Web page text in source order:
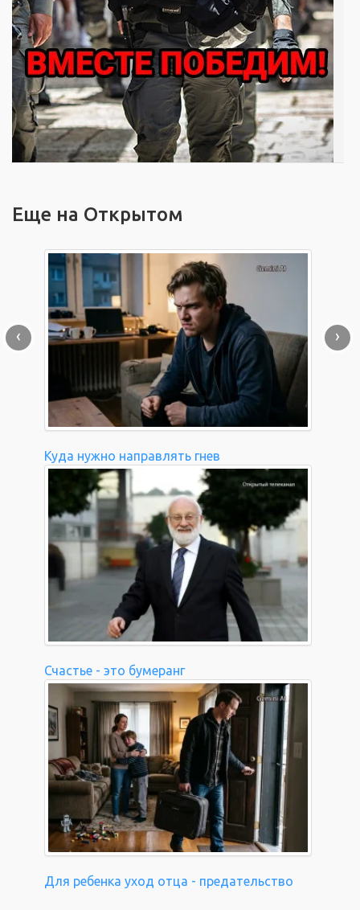
Еще на Открытом
Куда нужно направлять гнев
Счастье - это бумеранг
Для ребенка уход отца - предательство
‹ ›